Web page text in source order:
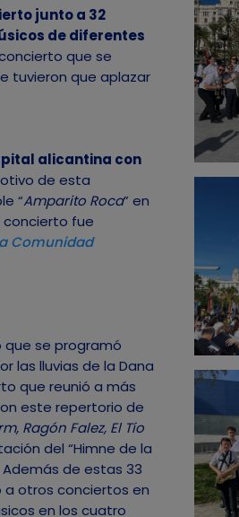
junto a 32
de diferentes
que se
tuvieron que aplazar
alicantina con
de esta
“Amparito Roca” en
concierto fue
Comunidad
se programó
las lluvias de la Dana
que reunió a más
este repertorio de
Ragón Falez, El Tío
del “Himne de la
de estas 33
a otros conciertos en
en los cuatro